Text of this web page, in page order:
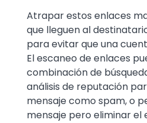
Atrapar estos enlaces
que lleguen al
para evitar que una
El escaneo de enlaces
combinación de
análisis de reputación
mensaje como spam, o
mensaje pero eliminar el